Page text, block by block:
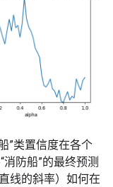
”类置信度在各个
防船”的最终预测
线的斜率）如何在